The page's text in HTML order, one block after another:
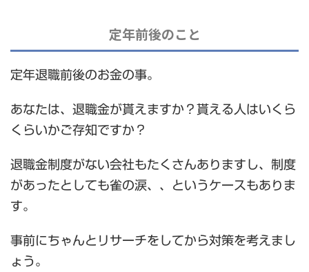
定年前後のこと
定年退職前後のお金の事。
あなたは、退職金が貰えますか？貰える人はいくら
くらいかご存知ですか？
退職金制度がない会社もたくさんありますし、制度
があったとしても雀の涙、、というケースもありま
す。
事前にちゃんとリサーチをしてから対策を考えまし
ょう。